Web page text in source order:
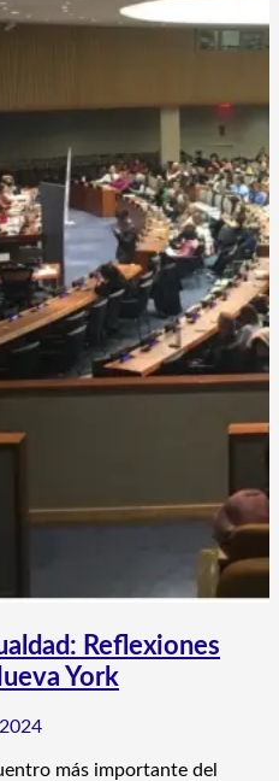
Reflexiones
York
más importante del